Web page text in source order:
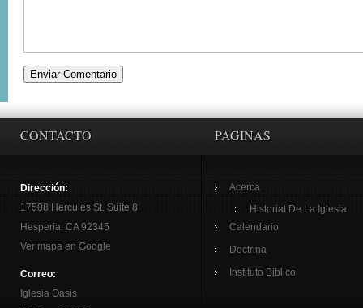
CONTACTO
Dirección:
17508 Hercules St. Suite 8
Hesperia, CA 92345
Ver mapa en Google
Correo:
Iglesia Oasis
PAGINAS
Acerca
Historial De La Iglesia
Calendario
Doctrina
Instituto Biblico